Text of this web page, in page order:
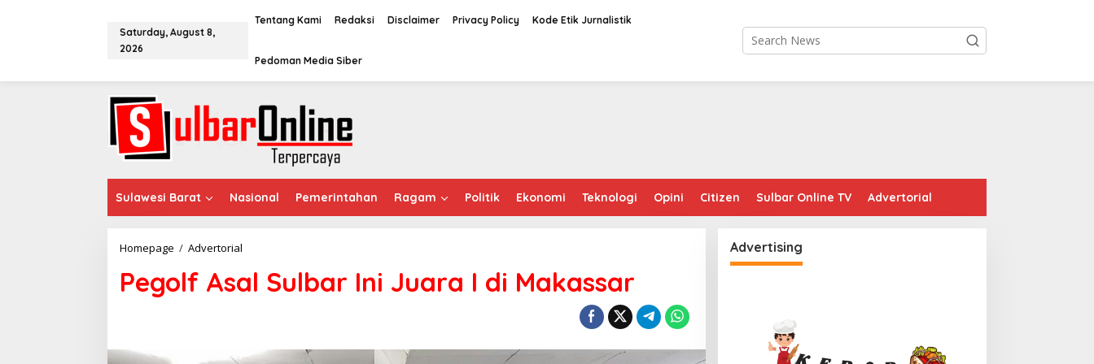
o
Saturday, August 8,
2026
Tentang Kami Redaksi Disclaimer Privacy Policy Kode Etik Jurnalistik
Pedoman Media Siber
Sulawesi Barat Nasional Pemerintahan Ragam Politik Ekonomi Teknologi Opini Citizen Sulbar Online TV Advertorial
Homepage / Advertorial
g
o
Pegolf Asal Sulbar Ini Juara I di Makassar
Advertising